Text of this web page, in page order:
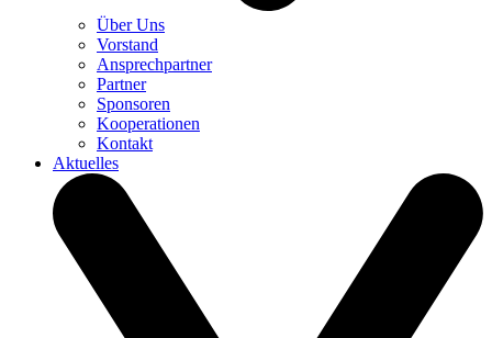
Über Uns
Vorstand
Ansprechpartner
Partner
Sponsoren
Kooperationen
Kontakt
Aktuelles